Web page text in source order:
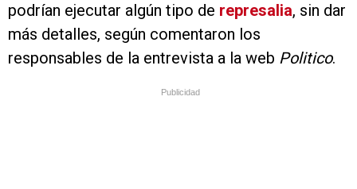
podrían ejecutar algún tipo de represalia, sin dar
más detalles, según comentaron los
responsables de la entrevista a la web Politico.
Publicidad